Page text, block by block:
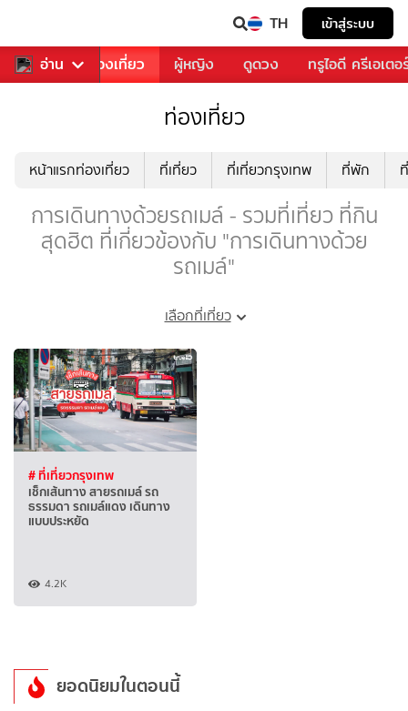
TH เข้าสู่ระบบ
อ่าน
อาหาร ท่องเที่ยว ผู้หญิง ดูดวง ทรูไอดี ครีเอเตอ
ท่องเที่ยว
หน้าแรกท่องเที่ยว ที่เที่ยว ที่เที่ยวกรุงเทพ ที่พัก
การเดินทางด้วยรถเมล์ - รวมที่เที่ยว ที่กิน
สุดฮิต ที่เกี่ยวข้องกับ "การเดินทางด้วย
รถเมล์"
เลือกที่เที่ยว
# ที่เที่ยวกรุงเทพ
เช็กเส้นทาง สายรถเมล์ รถ
ธรรมดา รถเมล์แดง เดินทาง
แบบประหยัด
4.2K
ยอดนิยมในตอนนี้